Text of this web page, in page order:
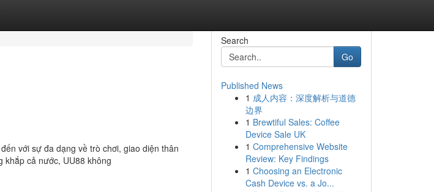
với sự đa dạng về trò chơi, giao diện thân
khắp cả nước, UU88 không
Search
Go
Published News
1 成人内容：深度解析与道德
边界
1 Brewtiful Sales: Coffee
Device Sale UK
1 Comprehensive Website
Review: Key Findings
1 Choosing an Electronic
Cash Device vs. a Jo...